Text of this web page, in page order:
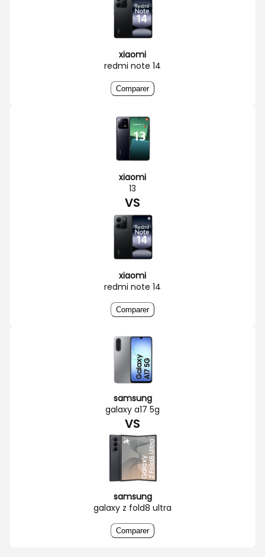
xiaomi
redmi note 14
Comparer
xiaomi
13
VS
xiaomi
redmi note 14
Comparer
samsung
galaxy a17 5g
VS
samsung
galaxy z fold8 ultra
Comparer